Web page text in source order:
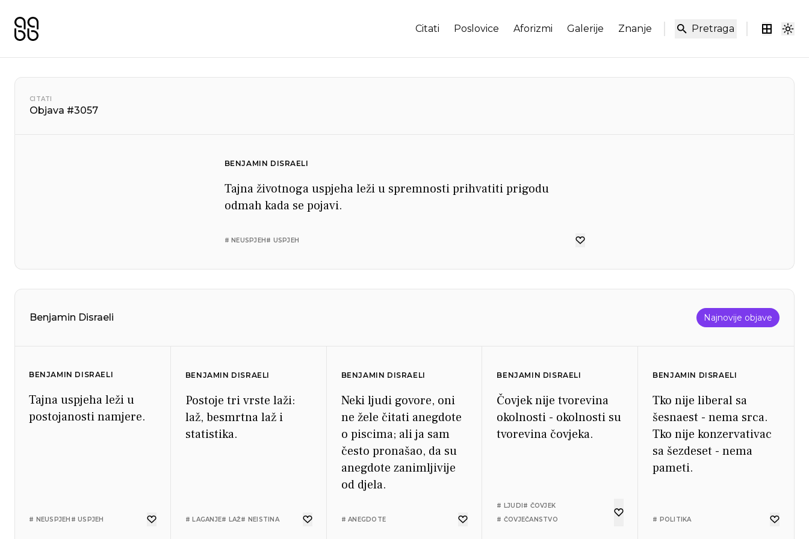
Pretraga
Citati Poslovice Aforizmi Galerije Znanje
CITATI
Objava #3057
BENJAMIN DISRAELI
Tajna životnoga uspjeha leži u spremnosti prihvatiti prigodu
odmah kada se pojavi.
# NEUSPJEH# USPJEH
Benjamin Disraeli Najnovije objave
BENJAMIN DISRAELI
Tajna uspjeha leži u
postojanosti namjere.
# NEUSPJEH # USPJEH
BENJAMIN DISRAELI
Postoje tri vrste laži:
laž, besmrtna laž i
statistika.
# LAGANJE# LAŽ# NEISTINA
BENJAMIN DISRAELI
Neki ljudi govore, oni
ne žele čitati anegdote
o piscima; ali ja sam
često pronašao, da su
anegdote zanimljivije
od djela.
# ANEGDOTE
BENJAMIN DISRAELI
Čovjek nije tvorevina
okolnosti - okolnosti su
tvorevina čovjeka.
# LJUDI# ČOVJEK
# ČOVJEČANSTVO
BENJAMIN DISRAELI
Tko nije liberal sa
šesnaest - nema srca.
Tko nije konzervativac
sa šezdeset - nema
pameti.
# POLITIKA